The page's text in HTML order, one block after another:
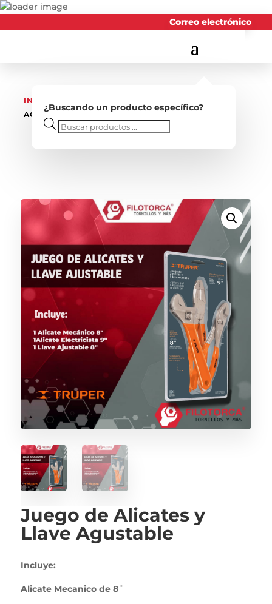
Correo electrónico
¿Buscando un producto específico?
Búsqueda
productos
INICIO
AGUSTABLE
Juego de Alicates y
Llave Agustable
Incluye:
Alicate Mecanico de 8¨